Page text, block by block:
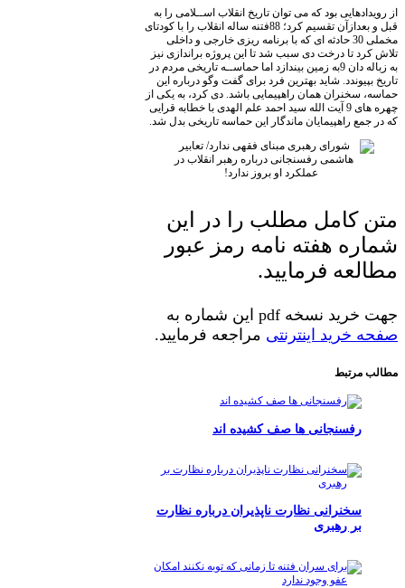
از رویدادهایی بود که می توان تاریخ انقلاب اســلامی را به
قبل و بعدازآن تقسیم کرد؛ 88فتنه ساله انقلاب را با کودتای
مخملی 30 حادثه ای که با برنامه ریزی خارجی و داخلی
تلاش کرد تا درخت دی سبب شد تا این پروژه براندازی نیز
به زباله دان 9به زمین بیندازد اما حماســه تاریخی مردم در
تاریخ بپیوندد. شاید بهترین فرد برای گفت وگو درباره این
حماسه، سخنران همان راهپیمایی باشد. دی کرد، به یکی از
چهره های 9 آیت الله سید احمد علم الهدی با خطابه قرایی
که در جمع راهپیمایان ماندگار این حماسه تاریخی بدل شد.
متن کامل مطلب را در این
شماره هفته نامه رمز عبور
مطالعه فرمایید.
جهت خرید نسخه pdf این شماره به
صفحه خرید اینترنتی مراجعه فرمایید.
مطالب مرتبط
رفسنجانی ها صف کشیده اند
سخنرانی نظارت ناپذیران درباره نظارت
بر رهبری